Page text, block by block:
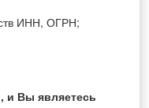
ИНН, ОГРН;
и Вы являетесь